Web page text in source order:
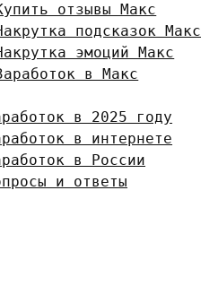
отзывы Макс
подсказок Макс
эмоций Макс
в Макс